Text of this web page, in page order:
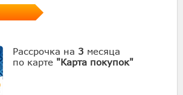
Рассрочка на 3 месяца
по карте "Карта покупок"